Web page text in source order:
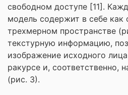
свободном доступе [11].
модель содержит в себе как
трехмерном пространстве
текстурную информацию,
изображение исходного
ракурсе и, соответственно,
(рис. 3).